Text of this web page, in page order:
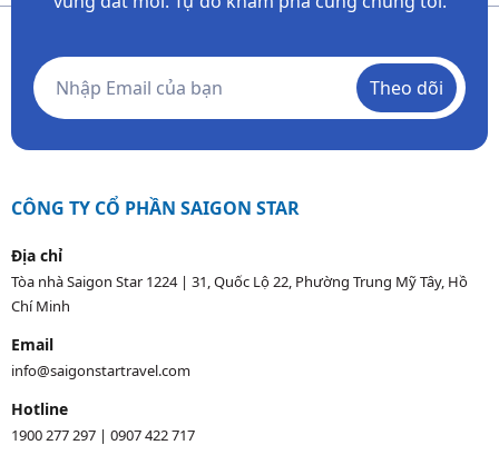
Theo dõi
CÔNG TY CỔ PHẦN SAIGON STAR
Địa chỉ
Tòa nhà Saigon Star 1224 | 31, Quốc Lộ 22, Phường Trung Mỹ Tây, Hồ
Chí Minh
Email
info@saigonstartravel.com
Hotline
1900 277 297 | 0907 422 717